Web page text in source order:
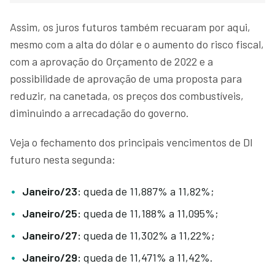
Assim, os juros futuros também recuaram por aqui,
mesmo com a alta do dólar e o aumento do risco fiscal,
com a aprovação do Orçamento de 2022 e a
possibilidade de aprovação de uma proposta para
reduzir, na canetada, os preços dos combustíveis,
diminuindo a arrecadação do governo.
Veja o fechamento dos principais vencimentos de DI
futuro nesta segunda:
Janeiro/23: queda de 11,887% a 11,82%;
Janeiro/25: queda de 11,188% a 11,095%;
Janeiro/27: queda de 11,302% a 11,22%;
Janeiro/29: queda de 11,471% a 11,42%.